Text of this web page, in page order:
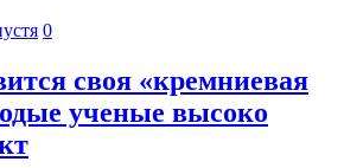
0
своя «кремниевая
ученые высоко